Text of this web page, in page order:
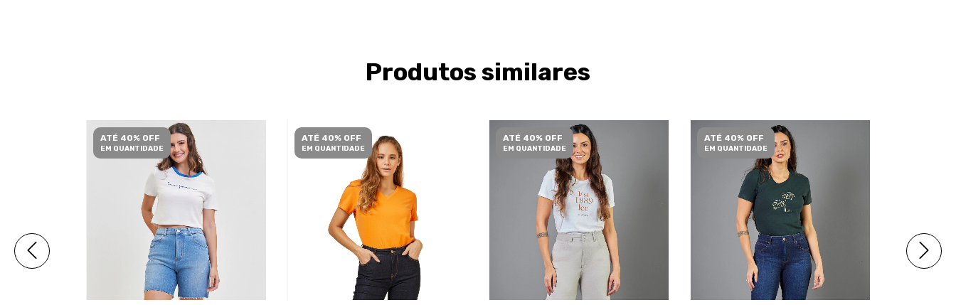
Produtos similares
ATÉ 40% OFF
EM QUANTIDADE
ATÉ 40% OFF
EM QUANTIDADE
ATÉ 40% OFF
EM QUANTIDADE
ATÉ 40% OFF
EM QUANTIDADE